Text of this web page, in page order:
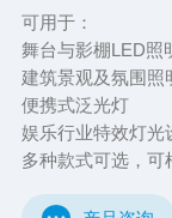
可用于：
舞台与影棚LED照
建筑景观及氛围照
便携式泛光灯
娱乐行业特效灯光
多种款式可选，可